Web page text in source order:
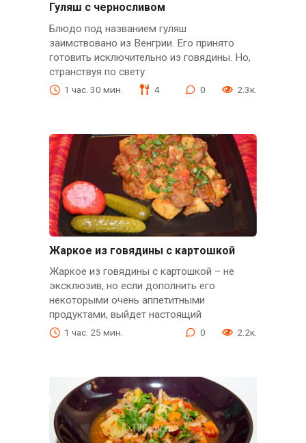
Гуляш с черносливом
Блюдо под названием гуляш
заимствовано из Венгрии. Его принято
готовить исключительно из говядины. Но,
странствуя по свету
1 час. 30 мин. 4 0 2.3к.
Жаркое из говядины с картошкой
Жаркое из говядины с картошкой – не
эксклюзив, но если дополнить его
некоторыми очень аппетитными
продуктами, выйдет настоящий
1 час. 25 мин. 0 2.2к.